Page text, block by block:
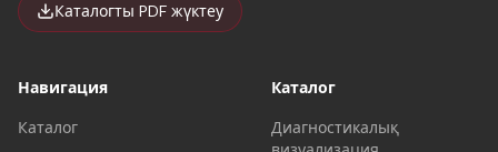
Каталогты PDF жүктеу
Навигация
Каталог
Каталог
Диагностикалық